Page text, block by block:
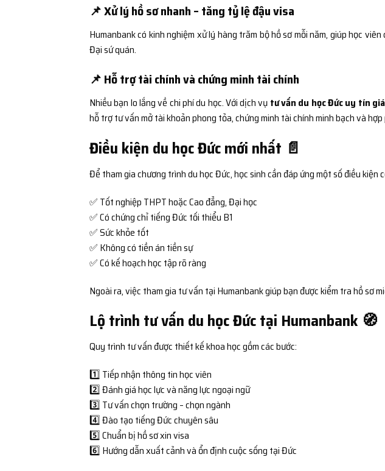
📌 Xử lý hồ sơ nhanh – tăng tỷ lệ đậu visa
Humanbank có kinh nghiệm xử lý hàng trăm bộ hồ sơ mỗi năm, giúp học
Đại sứ quán.
📌 Hỗ trợ tài chính và chứng minh tài chính
Nhiều bạn lo lắng về chi phí du học. Với dịch vụ tư vấn du học Đức uy tín
hỗ trợ tư vấn mở tài khoản phong tỏa, chứng minh tài chính minh bạch và hợp
Điều kiện du học Đức mới nhất 📄
Để tham gia chương trình du học Đức, học sinh cần đáp ứng một số điều kiện
✅ Tốt nghiệp THPT hoặc Cao đẳng, Đại học
✅ Có chứng chỉ tiếng Đức tối thiểu B1
✅ Sức khỏe tốt
✅ Không có tiền án tiền sự
✅ Có kế hoạch học tập rõ ràng
Ngoài ra, việc tham gia tư vấn tại Humanbank giúp bạn được kiểm tra hồ sơ
Lộ trình tư vấn du học Đức tại Humanbank 🧭
Quy trình tư vấn được thiết kế khoa học gồm các bước:
1️⃣ Tiếp nhận thông tin học viên
2️⃣ Đánh giá học lực và năng lực ngoại ngữ
3️⃣ Tư vấn chọn trường – chọn ngành
4️⃣ Đào tạo tiếng Đức chuyên sâu
5️⃣ Chuẩn bị hồ sơ xin visa
6️⃣ Hướng dẫn xuất cảnh và ổn định cuộc sống tại Đức